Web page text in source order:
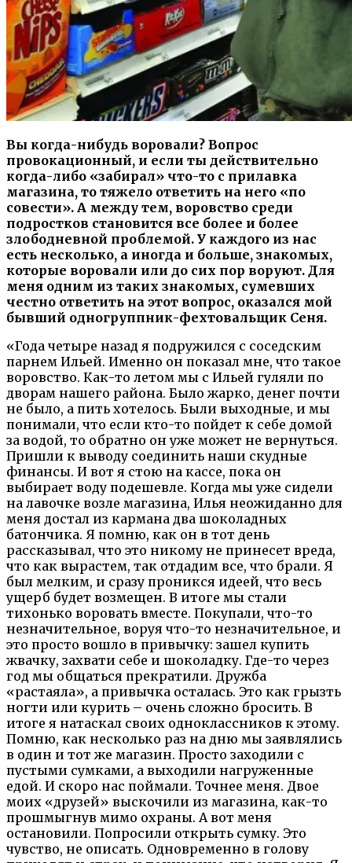
Вы когда-нибудь воровали? Вопрос
провокационный, и если ты действительно
когда-либо «забирал» что-то с прилавка
магазина, то тяжело ответить на него «по
совести». А между тем, воровство среди
подростков становится все более и более
злободневной проблемой. У каждого из нас
есть несколько, а иногда и больше, знакомых,
которые воровали или до сих пор воруют. Для
меня одним из таких знакомых, сумевших
честно ответить на этот вопрос, оказался мой
бывший одногруппник-фехтовальщик Сеня.
«Года четыре назад я подружился с соседским
парнем Ильей. Именно он показал мне, что такое
воровство. Как-то летом мы с Ильей гуляли по
дворам нашего района. Было жарко, денег почти
не было, а пить хотелось. Были выходные, и мы
понимали, что если кто-то пойдет к себе домой
за водой, то обратно он уже может не вернуться.
Пришли к выводу соединить наши скудные
финансы. И вот я стою на кассе, пока он
выбирает воду подешевле. Когда мы уже сидели
на лавочке возле магазина, Илья неожиданно для
меня достал из кармана два шоколадных
батончика. Я помню, как он в тот день
рассказывал, что это никому не принесет вреда,
что как вырастем, так отдадим все, что брали. Я
был мелким, и сразу проникся идеей, что весь
ущерб будет возмещен. В итоге мы стали
тихонько воровать вместе. Покупали, что-то
незначительное, воруя что-то незначительное, и
это просто вошло в привычку: зашел купить
жвачку, захвати себе и шоколадку. Где-то через
год мы общаться прекратили. Дружба
«растаяла», а привычка осталась. Это как грызть
ногти или курить – очень сложно бросить. В
итоге я натаскал своих одноклассников к этому.
Помню, как несколько раз на дню мы заявлялись
в один и тот же магазин. Просто заходили с
пустыми сумками, а выходили нагруженные
едой. И скоро нас поймали. Точнее меня. Двое
моих «друзей» выскочили из магазина, как-то
прошмыгнув мимо охраны. А вот меня
остановили. Попросили открыть сумку. Это
чувство, не описать. Одновременно в голову